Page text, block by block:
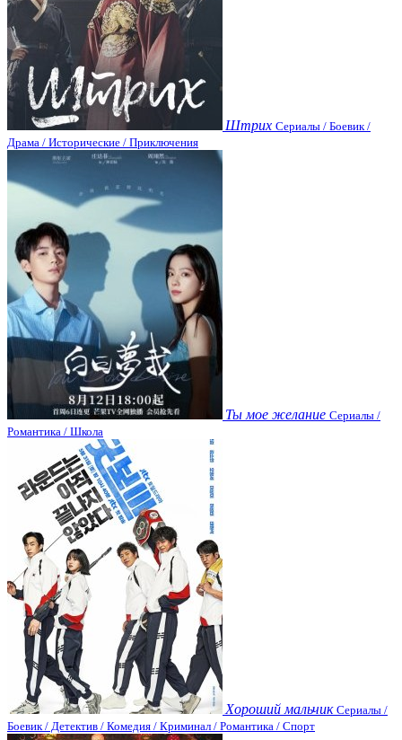
Штрих Сериалы / Боевик /
Драма / Исторические / Приключения
Ты мое желание Сериалы /
Романтика / Школа
Хороший мальчик Сериалы /
Боевик / Детектив / Комедия / Криминал / Романтика / Спорт